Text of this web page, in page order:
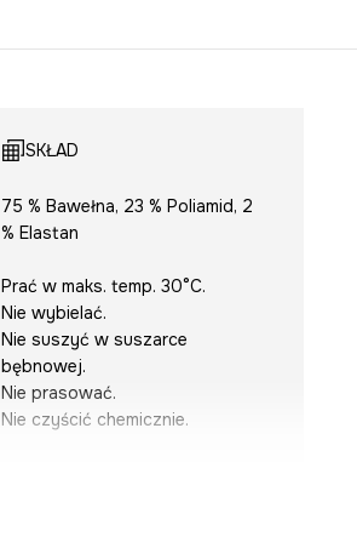
SKŁAD
75 % Bawełna, 23 % Poliamid, 2
% Elastan
Prać w maks. temp. 30°C.
Nie wybielać.
Nie suszyć w suszarce
bębnowej.
Nie prasować.
Nie czyścić chemicznie.